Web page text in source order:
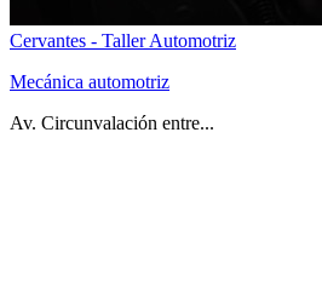
Cervantes - Taller Automotriz
Mecánica automotriz
Av. Circunvalación entre...